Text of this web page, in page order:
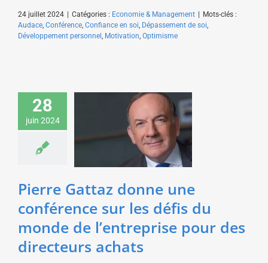
24 juillet 2024 Catégories : Economie & Management
Mots-clés :
Audace, Conférence, Confiance en soi, Dépassement de soi,
Développement personnel , Motivation, Optimisme
28
juin 2024
Pierre Gattaz donne
une conférence sur les
défis du monde de
l’entreprise pour des
directeurs achats
Santé &
Pierre Gattaz donne une
conférence sur les défis du
monde de l’entreprise pour des
directeurs achats